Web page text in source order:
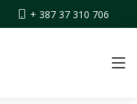
+ 387 37 310 706